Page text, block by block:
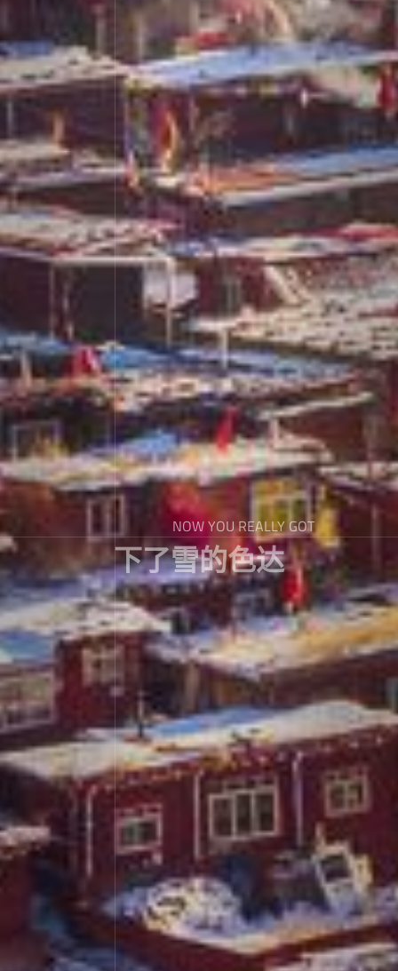
NOW YOU REALLY GOT
下了雪的色达